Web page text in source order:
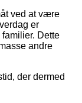
ved at være
er
Dette
andre
der dermed